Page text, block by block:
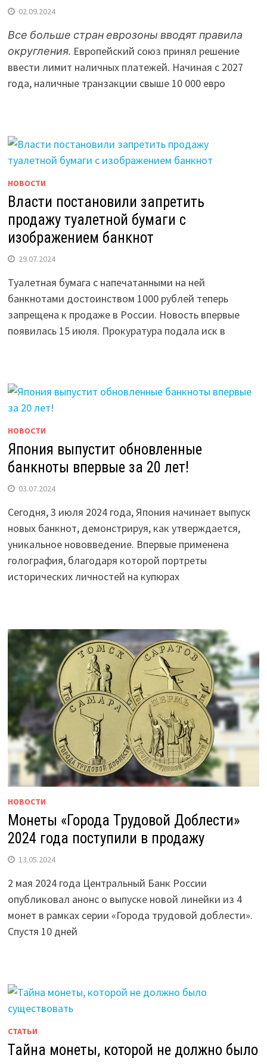
02.09.2024
Все больше стран еврозоны вводят правила
округления. Европейский союз принял решение
ввести лимит наличных платежей. Начиная с 2027
года, наличные транзакции свыше 10 000 евро
НОВОСТИ
Власти постановили запретить
продажу туалетной бумаги с
изображением банкнот
29.07.2024
Туалетная бумага с напечатанными на ней
банкнотами достоинством 1000 рублей теперь
запрещена к продаже в России. Новость впервые
появилась 15 июля. Прокуратура подала иск в
НОВОСТИ
Япония выпустит обновленные
банкноты впервые за 20 лет!
03.07.2024
Сегодня, 3 июля 2024 года, Япония начинает выпуск
новых банкнот, демонстрируя, как утверждается,
уникальное нововведение. Впервые применена
голография, благодаря которой портреты
исторических личностей на купюрах
НОВОСТИ
Монеты «Города Трудовой Доблести»
2024 года поступили в продажу
13.05.2024
2 мая 2024 года Центральный Банк России
опубликовал анонс о выпуске новой линейки из 4
монет в рамках серии «Города трудовой доблести».
Спустя 10 дней
СТАТЬИ
Тайна монеты, которой не должно было